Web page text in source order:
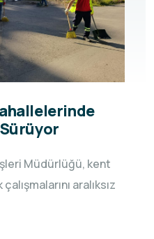
Müdürlüğü, kent
aralıksız